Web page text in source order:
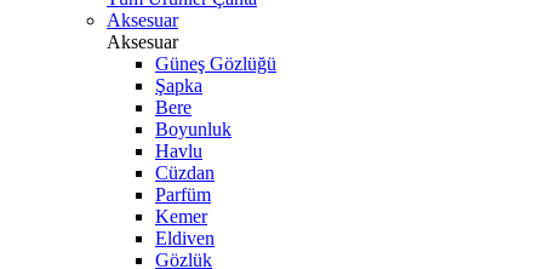
Aksesuar
Aksesuar
Güneş Gözlüğü
Şapka
Bere
Boyunluk
Havlu
Cüzdan
Parfüm
Kemer
Eldiven
Gözlük